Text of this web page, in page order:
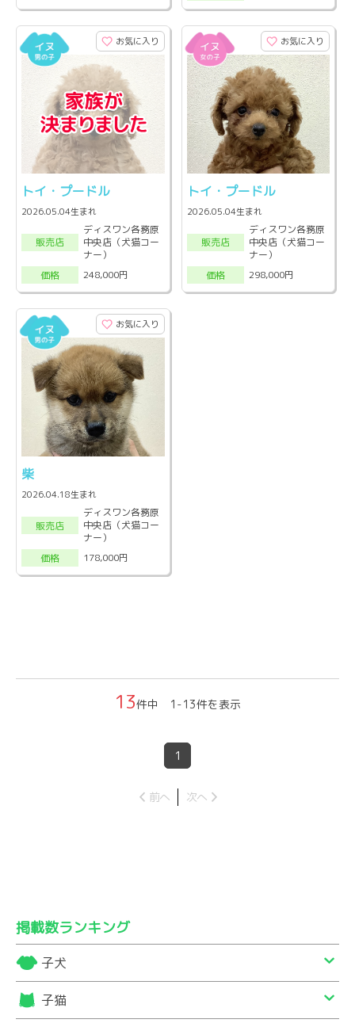
お気に入り
トイ・プードル
2026.05.04生まれ
販売店
ディスワン各務原
中央店（犬猫コー
ナー）
価格
248,000円
お気に入り
トイ・プードル
2026.05.04生まれ
販売店
ディスワン各務原
中央店（犬猫コー
ナー）
価格
298,000円
お気に入り
柴
2026.04.18生まれ
販売店
ディスワン各務原
中央店（犬猫コー
ナー）
価格
178,000円
13件中 1-13件を表示
1
前へ 次へ
掲載数ランキング
子犬
子猫